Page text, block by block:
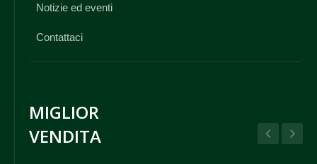
Notizie ed eventi
Contattaci
MIGLIOR
VENDITA